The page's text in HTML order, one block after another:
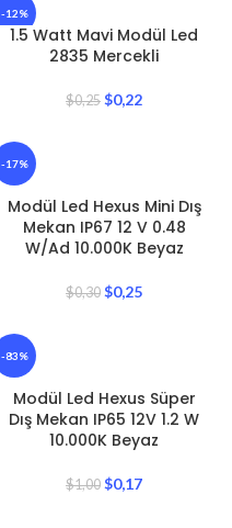
-12%
1.5 Watt Mavi Modül Led
2835 Mercekli
$0,25 $0,22
-17%
Modül Led Hexus Mini Dış
Mekan IP67 12 V 0.48
W/Ad 10.000K Beyaz
$0,30 $0,25
-83%
Modül Led Hexus Süper
Dış Mekan IP65 12V 1.2 W
10.000K Beyaz
$1,00 $0,17